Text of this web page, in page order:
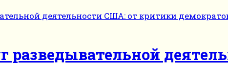
разведывательной